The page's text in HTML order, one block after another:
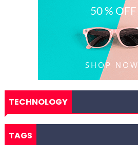
TECHNOLOGY
TAGS